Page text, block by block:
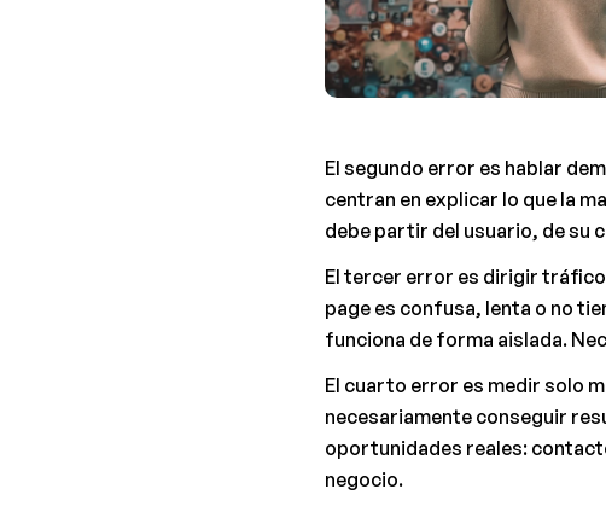
El segundo error es hablar
centran en explicar lo que la
debe partir del usuario, de su
El tercer error es dirigir tráfico
page es confusa, lenta o no
funciona de forma aislada.
El cuarto error es medir solo
necesariamente conseguir
oportunidades reales:
negocio.